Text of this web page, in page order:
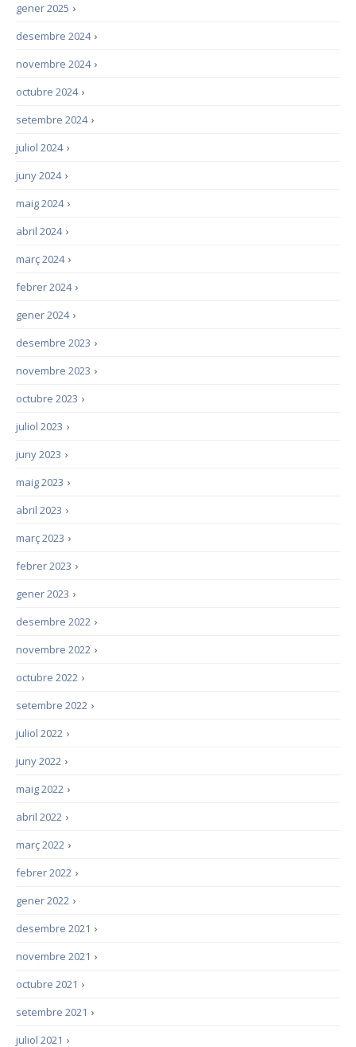
›
gener 2025
›
desembre 2024
›
novembre 2024
›
octubre 2024
›
setembre 2024
›
juliol 2024
›
juny 2024
›
maig 2024
›
abril 2024
›
març 2024
›
febrer 2024
›
gener 2024
›
desembre 2023
›
novembre 2023
›
octubre 2023
›
juliol 2023
›
juny 2023
›
maig 2023
›
abril 2023
›
març 2023
›
febrer 2023
›
gener 2023
›
desembre 2022
›
novembre 2022
›
octubre 2022
›
setembre 2022
›
juliol 2022
›
juny 2022
›
maig 2022
›
abril 2022
›
març 2022
›
febrer 2022
›
gener 2022
›
desembre 2021
›
novembre 2021
›
octubre 2021
›
setembre 2021
›
juliol 2021